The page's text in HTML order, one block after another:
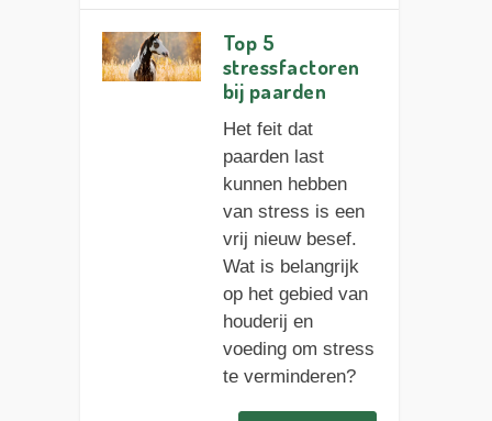
Top 5
stressfactoren
bij paarden
Het feit dat
paarden last
kunnen hebben
van stress is een
vrij nieuw besef.
Wat is belangrijk
op het gebied van
houderij en
voeding om stress
te verminderen?